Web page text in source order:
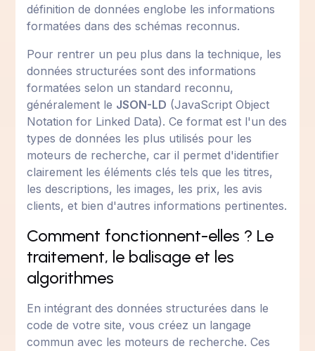
définition de données englobe les informations
formatées dans des schémas reconnus.
Pour rentrer un peu plus dans la technique, les
données structurées sont des informations
formatées selon un standard reconnu,
généralement le JSON-LD (JavaScript Object
Notation for Linked Data). Ce format est l'un des
types de données les plus utilisés pour les
moteurs de recherche, car il permet d'identifier
clairement les éléments clés tels que les titres,
les descriptions, les images, les prix, les avis
clients, et bien d'autres informations pertinentes.
Comment fonctionnent-elles ? Le
traitement, le balisage et les
algorithmes
En intégrant des données structurées dans le
code de votre site, vous créez un langage
commun avec les moteurs de recherche. Ces